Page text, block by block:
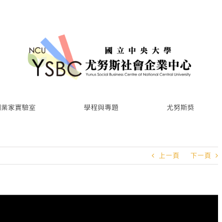
家實驗室 學程與專題 尤努斯獎
上一頁 下一頁